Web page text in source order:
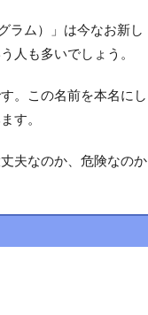
ラム）」は今なお新し
人も多いでしょう。
。この名前を本名にし
す。
夫なのか、危険なのか